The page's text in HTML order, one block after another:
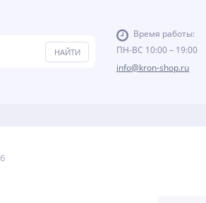
Время работы:
ПН-ВС 10:00 – 19:00
info@kron-shop.ru